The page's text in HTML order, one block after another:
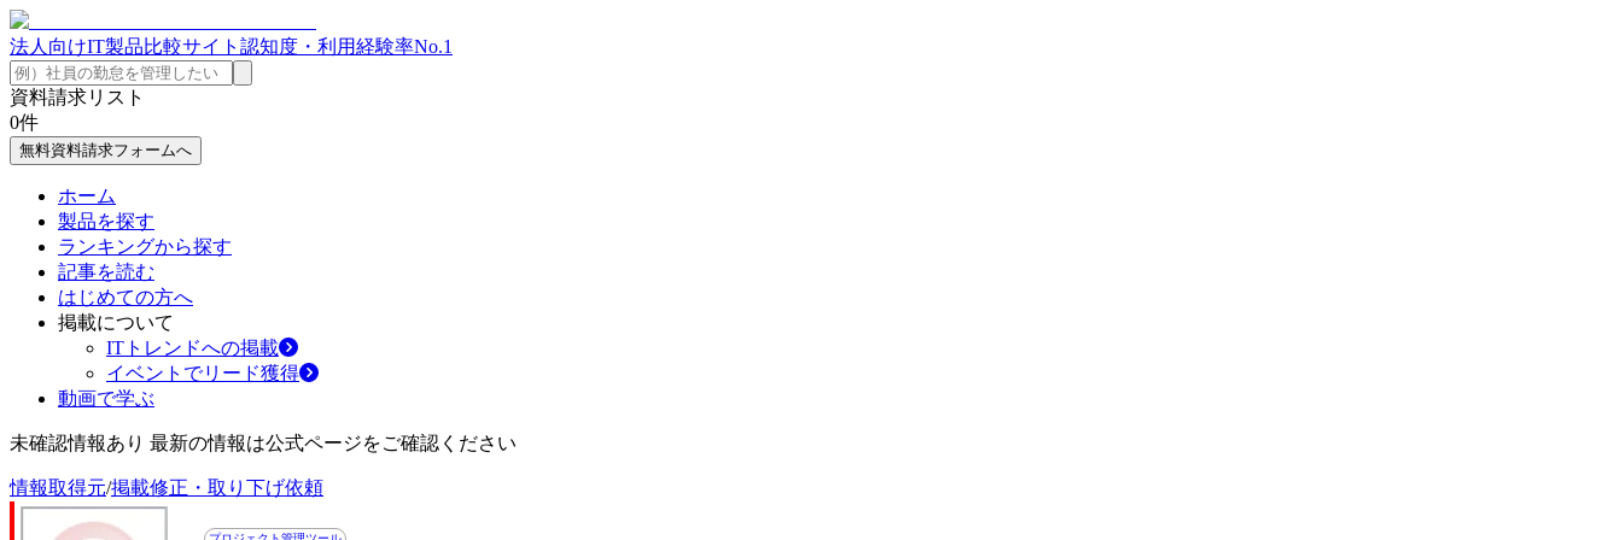
法人向けIT製品比較サイト 認知度・利用経験率No.1
資料請求リスト
0件
無料資料請求フォームへ
ホーム
製品を探す
ランキングから探す
記事を読む
はじめての方へ
掲載について
ITトレンドへの掲載
イベントでリード獲得
動画で学ぶ
未確認情報あり 最新の情報は公式ページをご確認ください
情報取得元/掲載修正・取り下げ依頼